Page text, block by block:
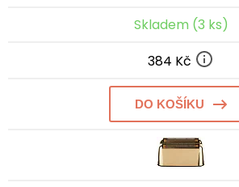
Skladem (3 ks)
384 Kč
DO KOŠÍKU